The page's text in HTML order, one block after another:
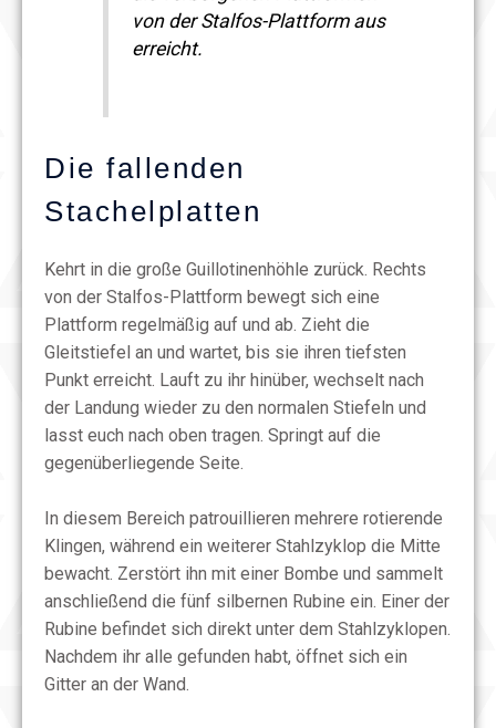
von der Stalfos-Plattform aus
erreicht.
Die fallenden
Stachelplatten
Kehrt in die große Guillotinenhöhle zurück. Rechts
von der Stalfos-Plattform bewegt sich eine
Plattform regelmäßig auf und ab. Zieht die
Gleitstiefel an und wartet, bis sie ihren tiefsten
Punkt erreicht. Lauft zu ihr hinüber, wechselt nach
der Landung wieder zu den normalen Stiefeln und
lasst euch nach oben tragen. Springt auf die
gegenüberliegende Seite.
In diesem Bereich patrouillieren mehrere rotierende
Klingen, während ein weiterer Stahlzyklop die Mitte
bewacht. Zerstört ihn mit einer Bombe und sammelt
anschließend die fünf silbernen Rubine ein. Einer der
Rubine befindet sich direkt unter dem Stahlzyklopen.
Nachdem ihr alle gefunden habt, öffnet sich ein
Gitter an der Wand.